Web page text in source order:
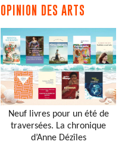
OPINION DES ARTS
Neuf livres pour un été de
traversées. La chronique
d’Anne Dézîles